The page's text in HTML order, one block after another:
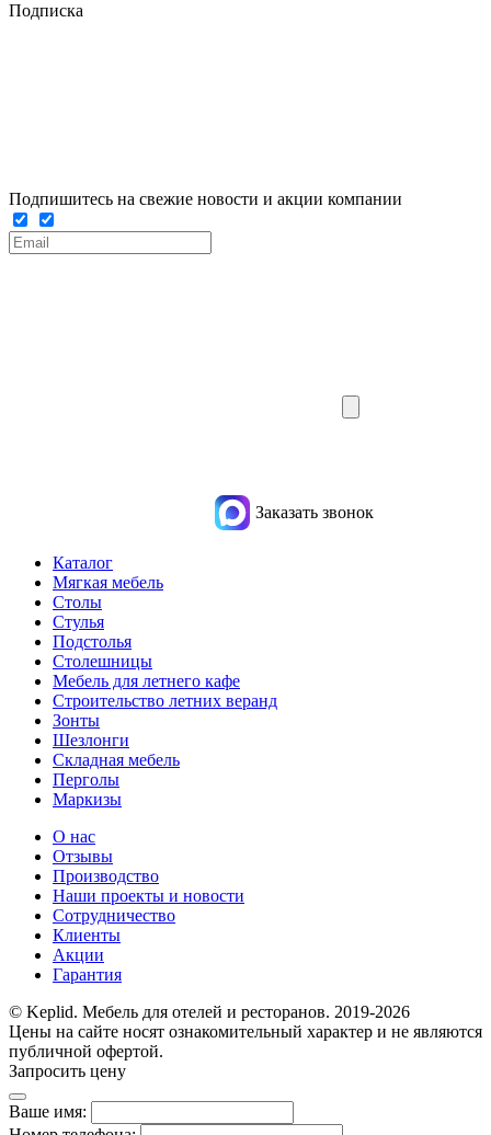
Подписка
Подпишитесь на свежие новости и акции компании
Заказать звонок
Каталог
Мягкая мебель
Столы
Стулья
Подстолья
Столешницы
Мебель для летнего кафе
Строительство летних веранд
Зонты
Шезлонги
Складная мебель
Перголы
Маркизы
О нас
Отзывы
Производство
Наши проекты и новости
Сотрудничество
Клиенты
Акции
Гарантия
© Keplid. Мебель для отелей и ресторанов. 2019-2026
Цены на сайте носят ознакомительный характер и не являются
публичной офертой.
Запросить цену
Ваше имя: